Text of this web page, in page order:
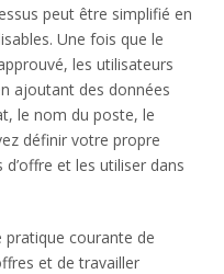
peut être simplifié en
Une fois que le
les utilisateurs
ajoutant des données
le nom du poste, le
définir votre propre
et les utiliser dans
pratique courante de
et de travailler